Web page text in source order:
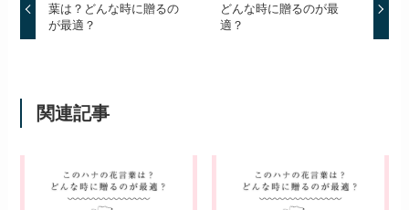
葉は？どんな時に贈るの
が最適？
どんな時に贈るのが最
適？
関連記事